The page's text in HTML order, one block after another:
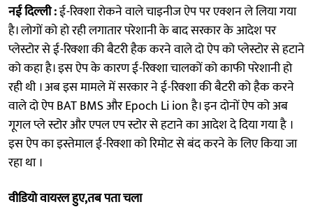
नई दिल्ली :ई-रिक्शा रोकने वाले चाइनीज ऐप पर एक्शन ले लिया गया
है। लोगों को हो रही लगातार परेशानी के बाद सरकार के आदेश पर
प्लेस्टोर से ई-रिक्शा की बैटरी हैक करने वाले दो ऐप को प्लेस्टोर से हटाने
को कहा है। इस ऐप के कारण ई-रिक्शा चालकों को काफी परेशानी हो
रही थी । अब इस मामले में सरकार ने ई-रिक्शा की बैटरी को हैक करने
वाले दो ऐप BAT BMS और Epoch Li ion है। इन दोनों ऐप को अब
गूगल प्ले स्टोर और एपल एप स्टोर से हटाने का आदेश दे दिया गया है ।
इस ऐप का इस्तेमाल ई-रिक्शा को रिमोट से बंद करने के लिए किया जा
रहा था ।
वीडियो वायरल हुए,तब पता चला